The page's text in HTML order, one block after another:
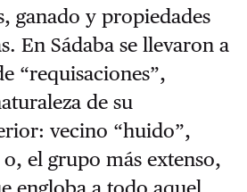
ganado y propiedades
En Sádaba se llevaron a
“requisaciones”,
de su
vecino “huido”,
o, el grupo más extenso,
engloba a todo aquel